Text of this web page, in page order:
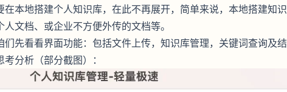
在本地搭建个人知识库，在此不再展开，简单来说，本地搭建知识
文档、或企业不方便外传的文档等。
先看看界面功能：包括文件上传，知识库管理，关键词查询及结
分析（部分截图）：